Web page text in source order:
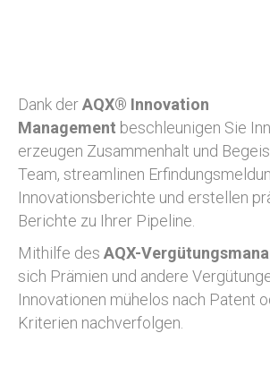
Dank derAQX® Innovation
Management beschleunigen Sie
erzeugen Zusammenhalt und
Team, streamlinen
Innovationsberichte und erstellen
Berichte zu Ihrer Pipeline.
Mithilfe des AQX-
sich Prämien und andere
Innovationen mühelos nach Patent
Kriterien nachverfolgen.